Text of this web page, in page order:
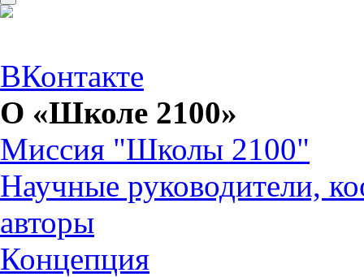
ВКонтакте
О «Школе 2100»
Миссия "Школы 2100"
Научные руководители,
авторы
Концепция